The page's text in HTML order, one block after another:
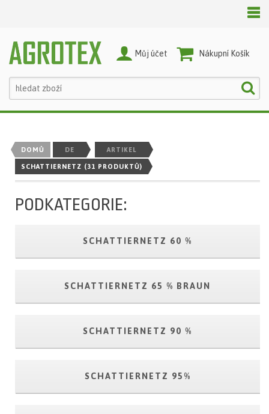
Nákupní Košík
Můj účet
DOMŮ DE ARTIKEL
SCHATTIERNETZ (31 PRODUKTŮ)
PODKATEGORIE:
SCHATTIERNETZ 60 %
SCHATTIERNETZ 65 % BRAUN
SCHATTIERNETZ 90 %
SCHATTIERNETZ 95%